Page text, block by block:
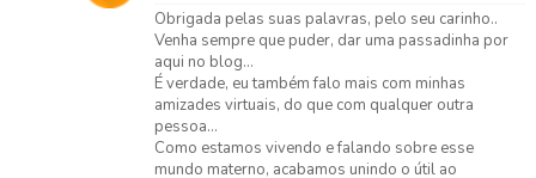
Obrigada pelas suas palavras, pelo seu carinho..
Venha sempre que puder, dar uma passadinha por
aqui no blog...
É verdade, eu também falo mais com minhas
amizades virtuais, do que com qualquer outra
pessoa...
Como estamos vivendo e falando sobre esse
mundo materno, acabamos unindo o útil ao